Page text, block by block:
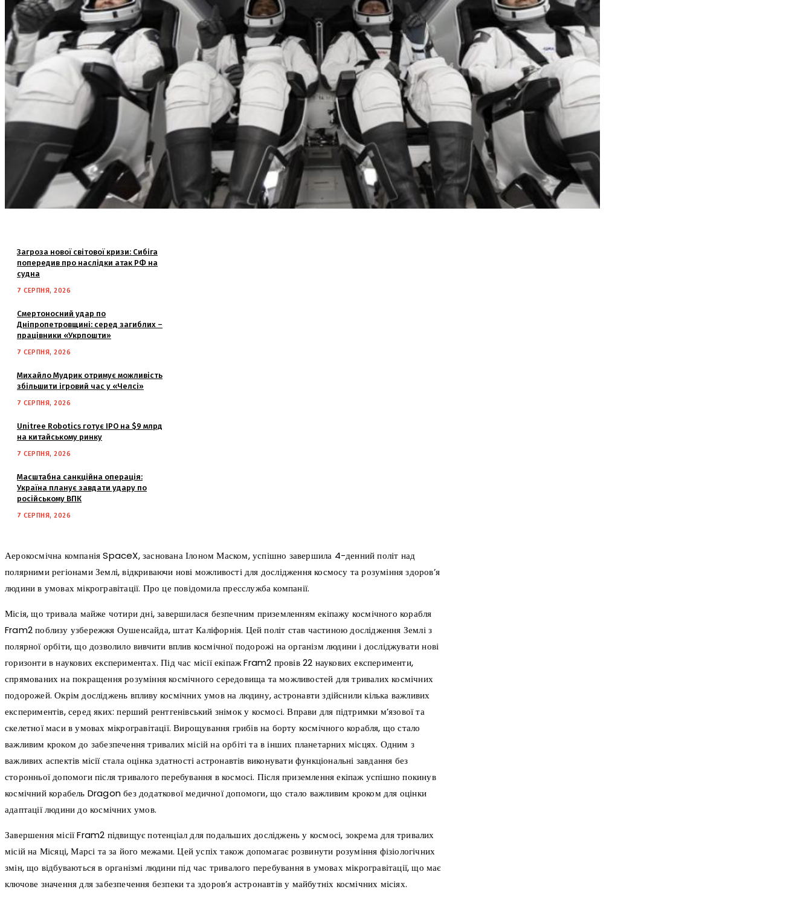
Загроза нової світової кризи: Сибіга
попередив про наслідки атак РФ на
судна
7 СЕРПНЯ, 2026
Смертоносний удар по
Дніпропетровщині: серед загиблих –
працівники «Укрпошти»
7 СЕРПНЯ, 2026
Михайло Мудрик отримує можливість
збільшити ігровий час у «Челсі»
7 СЕРПНЯ, 2026
Unitree Robotics готує IPO на $9 млрд
на китайському ринку
7 СЕРПНЯ, 2026
Масштабна санкційна операція:
Україна планує завдати удару по
російському ВПК
7 СЕРПНЯ, 2026
Аерокосмічна компанія SpaceX, заснована Ілоном Маском, успішно завершила 4-денний політ над
полярними регіонами Землі, відкриваючи нові можливості для дослідження космосу та розуміння здоров’я
людини в умовах мікрогравітації. Про це повідомила пресслужба компанії.
Місія, що тривала майже чотири дні, завершилася безпечним приземленням екіпажу космічного корабля
Fram2 поблизу узбережжя Оушенсайда, штат Каліфорнія. Цей політ став частиною дослідження Землі з
полярної орбіти, що дозволило вивчити вплив космічної подорожі на організм людини і досліджувати нові
горизонти в наукових експериментах. Під час місії екіпаж Fram2 провів 22 наукових експерименти,
спрямованих на покращення розуміння космічного середовища та можливостей для тривалих космічних
подорожей. Окрім досліджень впливу космічних умов на людину, астронавти здійснили кілька важливих
експериментів, серед яких: перший рентгенівський знімок у космосі. Вправи для підтримки м’язової та
скелетної маси в умовах мікрогравітації. Вирощування грибів на борту космічного корабля, що стало
важливим кроком до забезпечення тривалих місій на орбіті та в інших планетарних місцях. Одним з
важливих аспектів місії стала оцінка здатності астронавтів виконувати функціональні завдання без
сторонньої допомоги після тривалого перебування в космосі. Після приземлення екіпаж успішно покинув
космічний корабель Dragon без додаткової медичної допомоги, що стало важливим кроком для оцінки
адаптації людини до космічних умов.
Завершення місії Fram2 підвищує потенціал для подальших досліджень у космосі, зокрема для тривалих
місій на Місяці, Марсі та за його межами. Цей успіх також допомагає розвинути розуміння фізіологічних
змін, що відбуваються в організмі людини під час тривалого перебування в умовах мікрогравітації, що має
ключове значення для забезпечення безпеки та здоров’я астронавтів у майбутніх космічних місіях.